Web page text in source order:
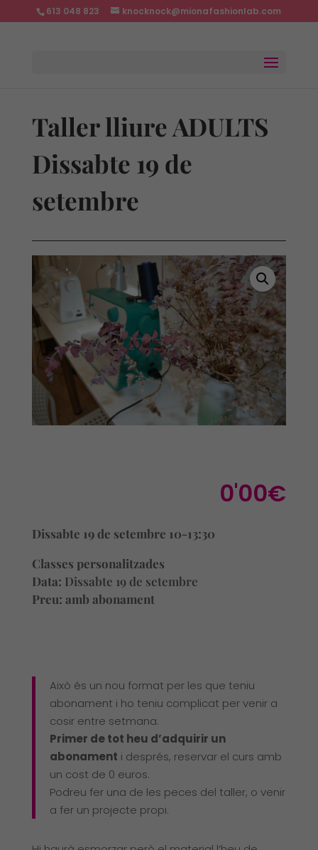
613 048 823 knocknock@mionafashionlab.com
Taller lliure ADULTS
Dissabte 19 de
setembre
0'00€
Dissabte 19 de setembre 10-13:30
Classes personalitzades
Data: Dissabte 19 de setembre
Preu: amb abonament
Això és un nou format per les que teniu
abonament i ho teniu complicat per venir a
cosir entre setmana.
Primer de tot heu d’adquirir un
abonament i després, reservar el curs amb
un cost de 0 euros.
Podreu fer una de les peces del taller, o venir
a fer un projecte propi.